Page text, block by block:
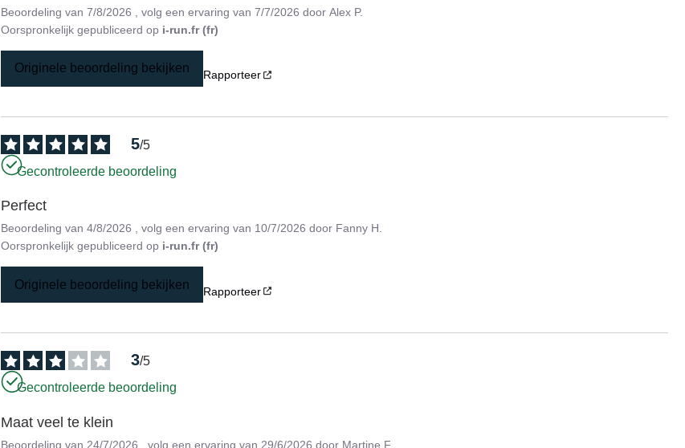
Beoordeling van7/8/2026 , volg een ervaring van7/7/2026 doorAlex P.
Oorspronkelijk gepubliceerd op i-run.fr (fr)
Originele beoordeling bekijken Rapporteer
5/5
Gecontroleerde beoordeling
Perfect
Beoordeling van4/8/2026 , volg een ervaring van 10/7/2026 door Fanny H.
Oorspronkelijk gepubliceerd op i-run.fr (fr)
Originele beoordeling bekijken Rapporteer
3/5
Gecontroleerde beoordeling
Maat veel te klein
Beoordeling van 24/7/2026 , volg een ervaring van 29/6/2026 door Martine F.